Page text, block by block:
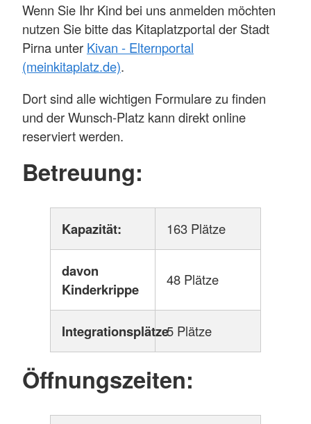
Wenn Sie Ihr Kind bei uns anmelden möchten
nutzen Sie bitte das Kitaplatzportal der Stadt
Pirna unter Kivan - Elternportal
(meinkitaplatz.de).
Dort sind alle wichtigen Formulare zu finden
und der Wunsch-Platz kann direkt online
reserviert werden.
Betreuung:
Kapazität: 163 Plätze
davon
Kinderkrippe
48 Plätze
Integrationsplätze5 Plätze
Öffnungszeiten: